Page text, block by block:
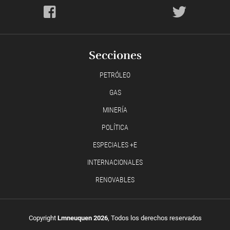
Secciones
PETRÓLEO
GAS
MINERÍA
POLÍTICA
ESPECIALES +E
INTERNACIONALES
RENOVABLES
Copyright Lmneuquen 2026, Todos los derechos reservados